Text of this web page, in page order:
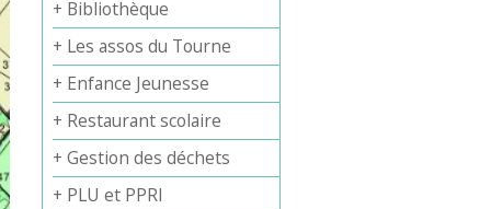
+ Bibliothèque
+ Les assos du Tourne
+ Enfance Jeunesse
+ Restaurant scolaire
+ Gestion des déchets
+ PLU et PPRI